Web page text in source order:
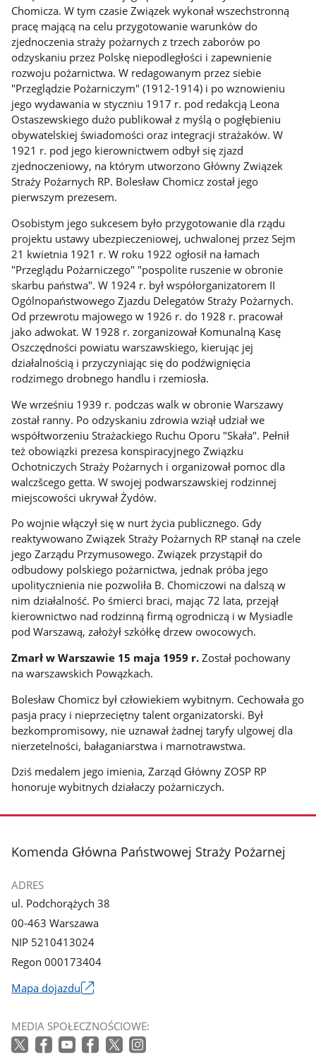
Chomicza. W tym czasie Związek wykonał wszechstronną
pracę mającą na celu przygotowanie warunków do
zjednoczenia straży pożarnych z trzech zaborów po
odzyskaniu przez Polskę niepodległości i zapewnienie
rozwoju pożarnictwa. W redagowanym przez siebie
"Przeglądzie Pożarniczym" (1912-1914) i po wznowieniu
jego wydawania w styczniu 1917 r. pod redakcją Leona
Ostaszewskiego dużo publikował z myślą o pogłębieniu
obywatelskiej świadomości oraz integracji strażaków. W
1921 r. pod jego kierownictwem odbył się zjazd
zjednoczeniowy, na którym utworzono Główny Związek
Straży Pożarnych RP. Bolesław Chomicz został jego
pierwszym prezesem.
Osobistym jego sukcesem było przygotowanie dla rządu
projektu ustawy ubezpieczeniowej, uchwalonej przez Sejm
21 kwietnia 1921 r. W roku 1922 ogłosił na łamach
"Przeglądu Pożarniczego" "pospolite ruszenie w obronie
skarbu państwa". W 1924 r. był współorganizatorem II
Ogólnopaństwowego Zjazdu Delegatów Straży Pożarnych.
Od przewrotu majowego w 1926 r. do 1928 r. pracował
jako adwokat. W 1928 r. zorganizował Komunalną Kasę
Oszczędności powiatu warszawskiego, kierując jej
działalnością i przyczyniając się do podźwignięcia
rodzimego drobnego handlu i rzemiosła.
We wrześniu 1939 r. podczas walk w obronie Warszawy
został ranny. Po odzyskaniu zdrowia wziął udział we
współtworzeniu Strażackiego Ruchu Oporu "Skała". Pełnił
też obowiązki prezesa konspiracyjnego Związku
Ochotniczych Straży Pożarnych i organizował pomoc dla
walczšcego getta. W swojej podwarszawskiej rodzinnej
miejscowości ukrywał Żydów.
Po wojnie włączył się w nurt życia publicznego. Gdy
reaktywowano Związek Straży Pożarnych RP stanął na czele
jego Zarządu Przymusowego. Związek przystąpił do
odbudowy polskiego pożarnictwa, jednak próba jego
upolitycznienia nie pozwoliła B. Chomiczowi na dalszą w
nim działalność. Po śmierci braci, mając 72 lata, przejął
kierownictwo nad rodzinną firmą ogrodniczą i w Mysiadle
pod Warszawą, założył szkółkę drzew owocowych.
Zmarł w Warszawie 15 maja 1959 r. Został pochowany
na warszawskich Powązkach.
Bolesław Chomicz był człowiekiem wybitnym. Cechowała go
pasja pracy i nieprzeciętny talent organizatorski. Był
bezkompromisowy, nie uznawał żadnej taryfy ulgowej dla
nierzetelności, bałaganiarstwa i marnotrawstwa.
Dziś medalem jego imienia, Zarząd Główny ZOSP RP
honoruje wybitnych działaczy pożarniczych.
stopka
Komenda Główna Państwowej Straży Pożarnej
ADRES
ul. Podchorążych 38
00-463 Warszawa
NIP 5210413024
Regon 000173404
Mapa dojazdu
się
w
MEDIA SPOŁECZNOŚCIOWE: